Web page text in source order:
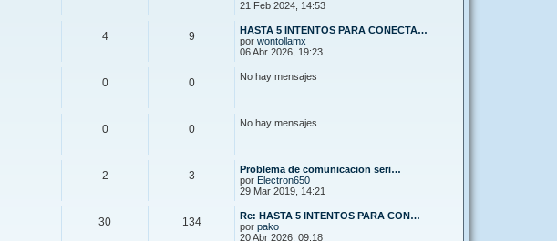
21 Feb 2024, 14:53
4 9
HASTA 5 INTENTOS PARA CONECTA…
por wontollamx
06 Abr 2026, 19:23
0 0 No hay mensajes
0 0 No hay mensajes
2 3
Problema de comunicacion seri…
por Electron650
29 Mar 2019, 14:21
30 134
Re: HASTA 5 INTENTOS PARA CON…
por pako
20 Abr 2026, 09:18